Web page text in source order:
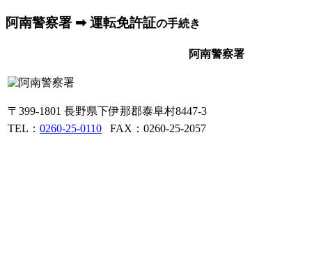
阿南警察署 ➡ 運転免許証の手続き
阿南警察署
〒399-1801 長野県下伊那郡泰阜村8447-3
TEL： 0260-25-0110 FAX：0260-25-2057